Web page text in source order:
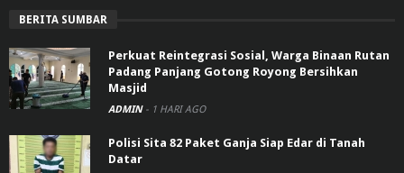
BERITA SUMBAR
Perkuat Reintegrasi Sosial, Warga Binaan Rutan
Padang Panjang Gotong Royong Bersihkan
Masjid
ADMIN - 1 HARI AGO
Polisi Sita 82 Paket Ganja Siap Edar di Tanah
Datar